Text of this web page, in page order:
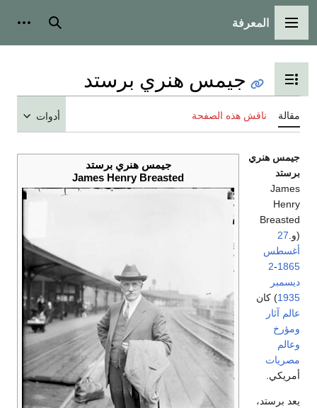
القائمة الرئيسية
المعرفة بحث
تبديل عرض جدول المحتويات
جيمس هنري برستد
مقالة ناقش هذه الصفحة أدوات
جيمس هنري برستد
James Henry Breasted
جيمس هنري
برستد
James
Henry
Breasted
(و. 27
أغسطس
1865
-
2
ديسمبر
1935) كان
عالم آثار
ومؤرخ
وعالم
مصريات
أمريكي.
يعد برستد،